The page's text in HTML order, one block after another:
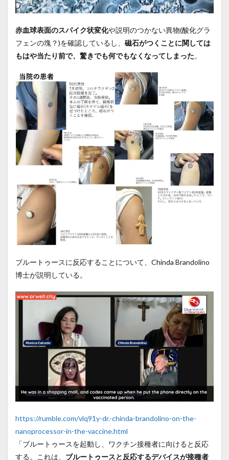
赤血球表面のスパイク状変化や説明のつかない異物(酸化グラ
フェンの塊？)を確認しているし、 磁石がつくことに関しては
もはや当たり前で、驚きでも何でもなくなってしまった。
ブルートゥースに反応することについて、Chinda Brandolino
博士が説明している。
https://rumble.com/vlq91y-dr.-chinda-brandolino-on-the-
nanoprocessor-in-the-vaccine.html
「ブルートゥースを起動し、ワクチン接種者に向けると反応
する。これは、 ブルートゥースと反応するデバイスが接種者